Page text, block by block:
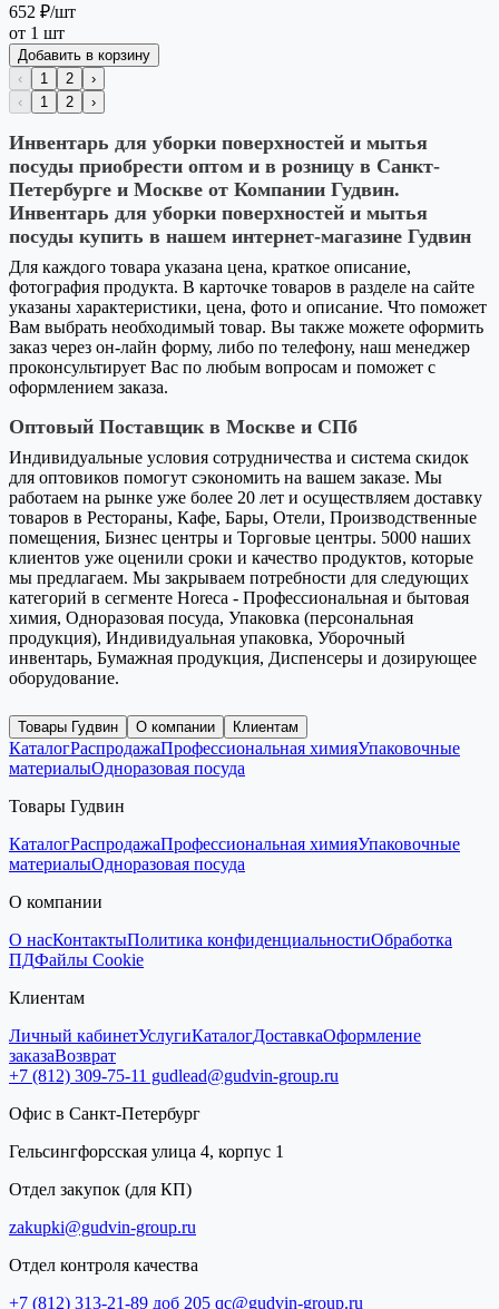
652 ₽/шт
от 1 шт
Добавить в корзину
‹
1 2
›
‹
1 2 ›
Инвентарь для уборки поверхностей и мытья
посуды приобрести оптом и в розницу в Санкт-
Петербурге и Москве от Компании Гудвин.
Инвентарь для уборки поверхностей и мытья
посуды купить в нашем интернет-магазине Гудвин
Для каждого товара указана цена, краткое описание,
фотография продукта. В карточке товаров в разделе на сайте
указаны характеристики, цена, фото и описание. Что поможет
Вам выбрать необходимый товар. Вы также можете оформить
заказ через он-лайн форму, либо по телефону, наш менеджер
проконсультирует Вас по любым вопросам и поможет с
оформлением заказа.
Оптовый Поставщик в Москве и СПб
Индивидуальные условия сотрудничества и система скидок
для оптовиков помогут сэкономить на вашем заказе. Мы
работаем на рынке уже более 20 лет и осуществляем доставку
товаров в Рестораны, Кафе, Бары, Отели, Производственные
помещения, Бизнес центры и Торговые центры. 5000 наших
клиентов уже оценили сроки и качество продуктов, которые
мы предлагаем. Мы закрываем потребности для следующих
категорий в сегменте Horeca - Профессиональная и бытовая
химия, Одноразовая посуда, Упаковка (персональная
продукция), Индивидуальная упаковка, Уборочный
инвентарь, Бумажная продукция, Диспенсеры и дозирующее
оборудование.
Товары Гудвин О компании Клиентам
КаталогРаспродажаПрофессиональная химияУпаковочные
материалыОдноразовая посуда
Товары Гудвин
КаталогРаспродажаПрофессиональная химияУпаковочные
материалыОдноразовая посуда
О компании
О насКонтактыПолитика конфиденциальностиОбработка
ПДФайлы Cookie
Клиентам
Личный кабинетУслугиКаталогДоставкаОформление
заказаВозврат
+7 (812) 309-75-11 gudlead@gudvin-group.ru
Офис в Санкт-Петербург
Гельсингфорсская улица 4, корпус 1
Отдел закупок (для КП)
zakupki@gudvin-group.ru
Отдел контроля качества
+7 (812) 313-21-89 доб 205 qc@gudvin-group.ru